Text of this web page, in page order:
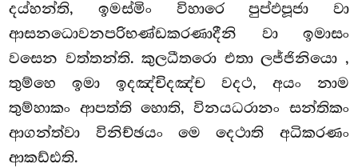
දය්හන්ති, ඉමස්මිං විහාරෙ පුප්ඵපූජා වා
ආසනධොවනපරිභණ්ඩකරණාදීනි වා ඉමාසං
වසෙන වත්තන්ති. කුලධීතරො එතා ලජ්ජිනියො ,
තුම්හෙ ඉමා ඉදඤ්චිදඤ්ච වදථ, අයං නාම
තුම්හාකං ආපත්ති හොති, විනයධරානං සන්තිකං
ආගන්ත්වා විනිච්ඡයං මෙ දෙථාති අධිකරණං
ආකඩ්ඪති.